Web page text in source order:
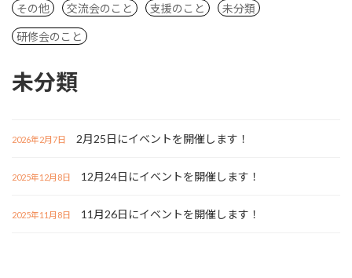
その他 交流会のこと 支援のこと 未分類
研修会のこと
未分類
2月25日にイベントを開催します！
2026年2月7日
12月24日にイベントを開催します！
2025年12月8日
11月26日にイベントを開催します！
2025年11月8日